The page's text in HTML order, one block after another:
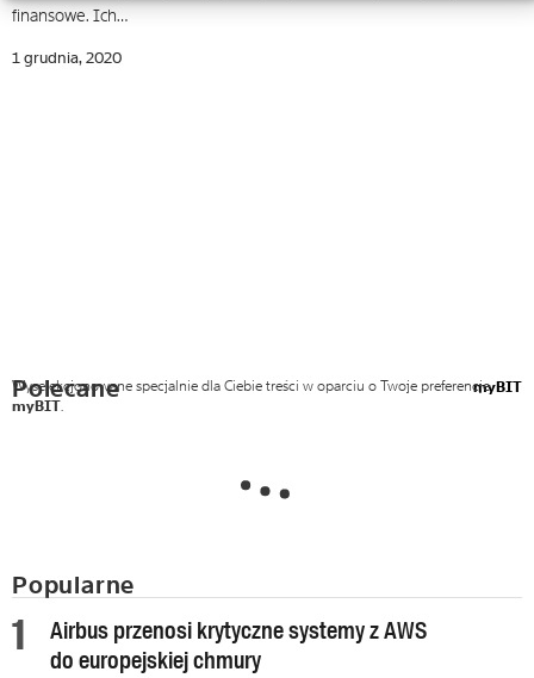
finansowe. Ich…
1 grudnia, 2020
Polecane myBIT
Wyselekcjonowane specjalnie dla Ciebie treści w oparciu o Twoje preferencje
myBIT.
Popularne
Airbus przenosi krytyczne systemy z AWS
do europejskiej chmury